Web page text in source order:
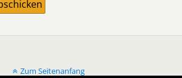
Zum Seitenanfang